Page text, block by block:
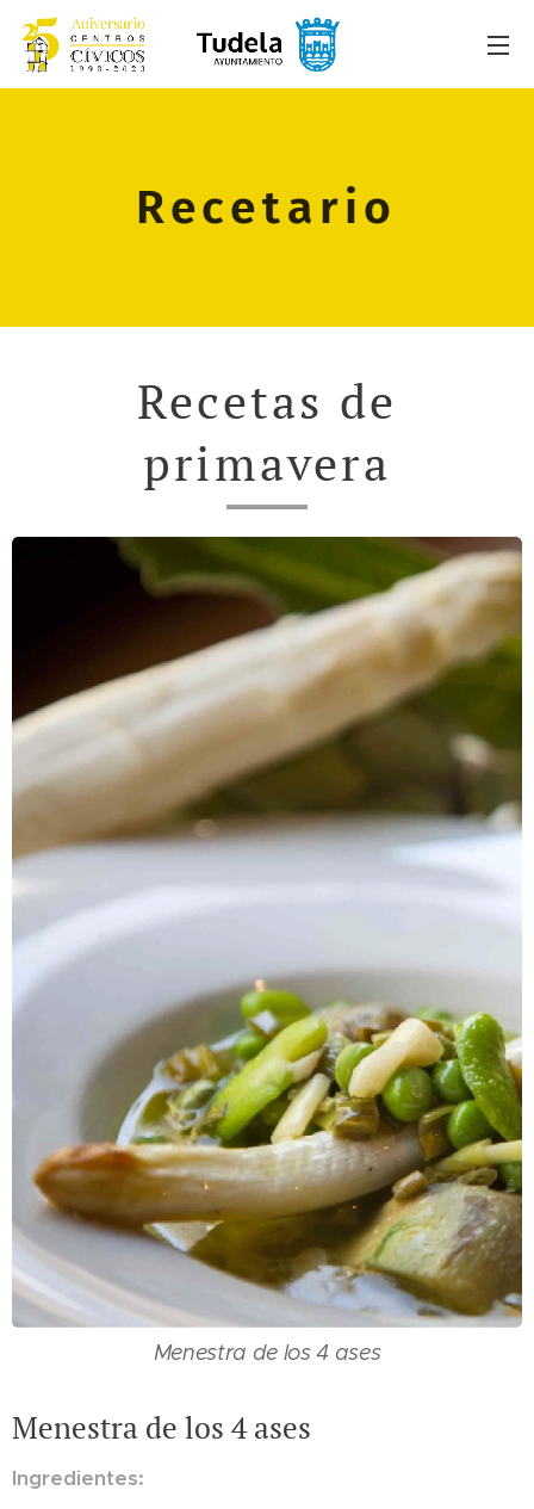
Recetario
Recetas de
primavera
Menestra de los 4 ases
Menestra de los 4 ases
Ingredientes: